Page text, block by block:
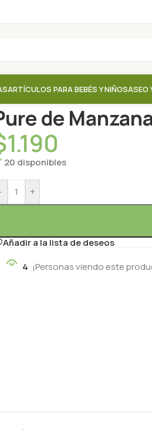
ARTÍCULOS PARA BEBÉS Y NIÑOSASEO
de
1.190
20 disponibles
+
Añadir a la lista de deseos
4 ¡Personas viendo este